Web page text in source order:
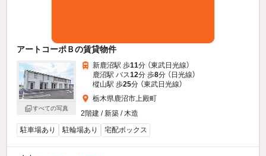
アートコーポＢの賃貸物件
すべての写真
新鹿沼駅 歩11分 （東武日光線）
鹿沼駅 バス12分 歩8分 （日光線）
樅山駅 歩25分 （東武日光線）
栃木県鹿沼市上殿町
2階建 / 新築 / 木造
駐車場あり
駐輪場あり 宅配ボックス